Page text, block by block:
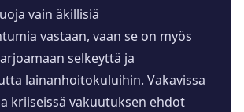
vain äkillisiä
vastaan, vaan se on myös
selkeyttä ja
lainanhoitokuluihin. Vakavissa
kriiseissä vakuutuksen ehdot